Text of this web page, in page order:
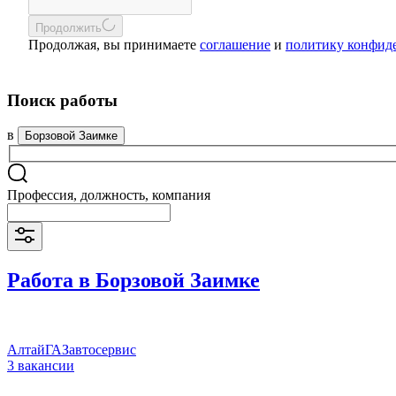
Продолжить
Продолжая, вы принимаете соглашение и политику
Поиск работы
в Борзовой Заимке
Профессия, должность, компания
Работа в Борзовой Заимке
АлтайГАЗавтосервис
3 вакансии